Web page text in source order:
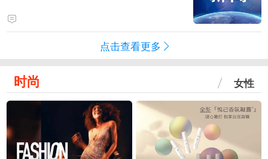
点击查看更多
时尚 女性